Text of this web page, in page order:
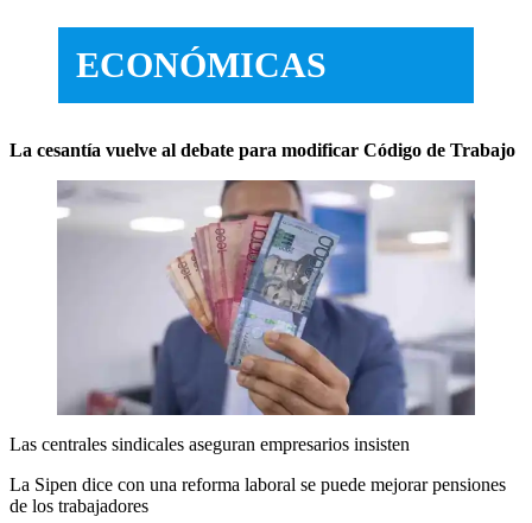
ECONÓMICAS
La cesantía vuelve al debate para modificar Código de Trabajo
Las centrales sindicales aseguran empresarios insisten
La Sipen dice con una reforma laboral se puede mejorar pensiones
de los trabajadores